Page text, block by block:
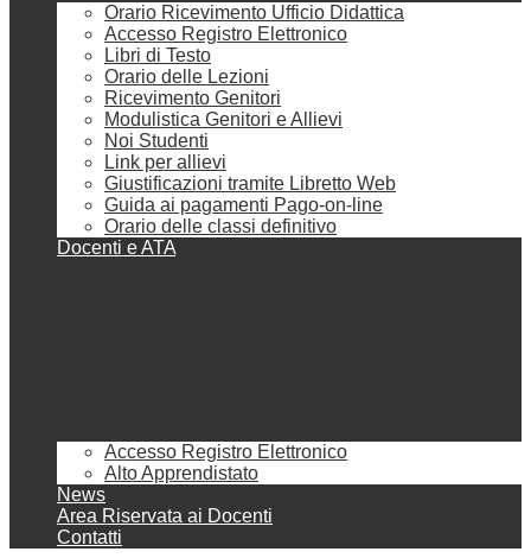
Orario Ricevimento Ufficio Didattica
Accesso Registro Elettronico
Libri di Testo
Orario delle Lezioni
Ricevimento Genitori
Modulistica Genitori e Allievi
Noi Studenti
Link per allievi
Giustificazioni tramite Libretto Web
Guida ai pagamenti Pago-on-line
Orario delle classi definitivo
Docenti e ATA
Accesso Registro Elettronico
Alto Apprendistato
News
Area Riservata ai Docenti
Contatti